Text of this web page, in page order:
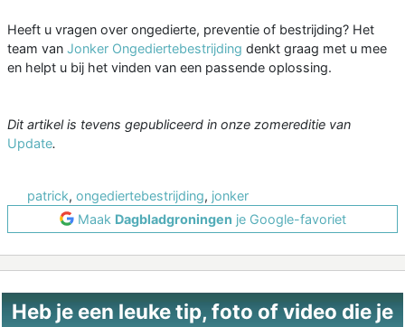
Heeft u vragen over ongedierte, preventie of bestrijding? Het
team van Jonker Ongediertebestrijding denkt graag met u mee
en helpt u bij het vinden van een passende oplossing.
Dit artikel is tevens gepubliceerd in onze zomereditie van
Update.
patrick, ongediertebestrijding, jonker
Maak Dagbladgroningen je Google-favoriet
Heb je een leuke tip, foto of video die je